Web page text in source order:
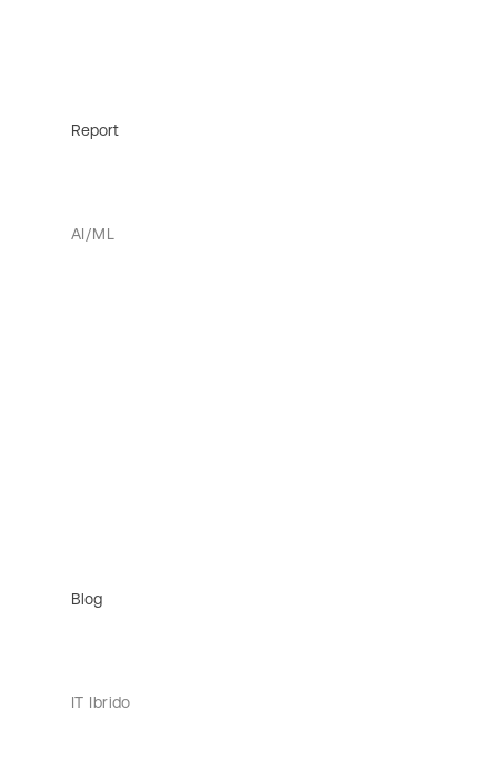
Report
AI/ML
Blog
IT Ibrido